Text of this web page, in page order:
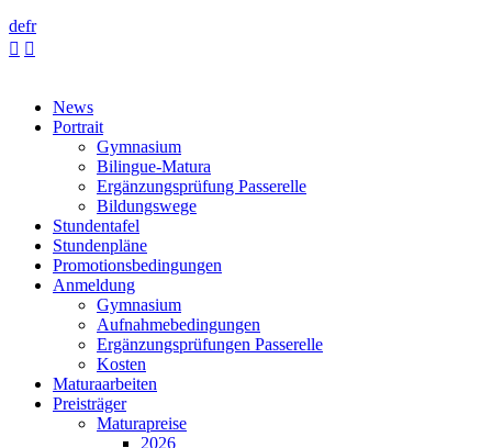
defr
 
News
Portrait
Gymnasium
Bilingue-Matura
Ergänzungsprüfung Passerelle
Bildungswege
Stundentafel
Stundenpläne
Promotionsbedingungen
Anmeldung
Gymnasium
Aufnahmebedingungen
Ergänzungsprüfungen Passerelle
Kosten
Maturaarbeiten
Preisträger
Maturapreise
2026